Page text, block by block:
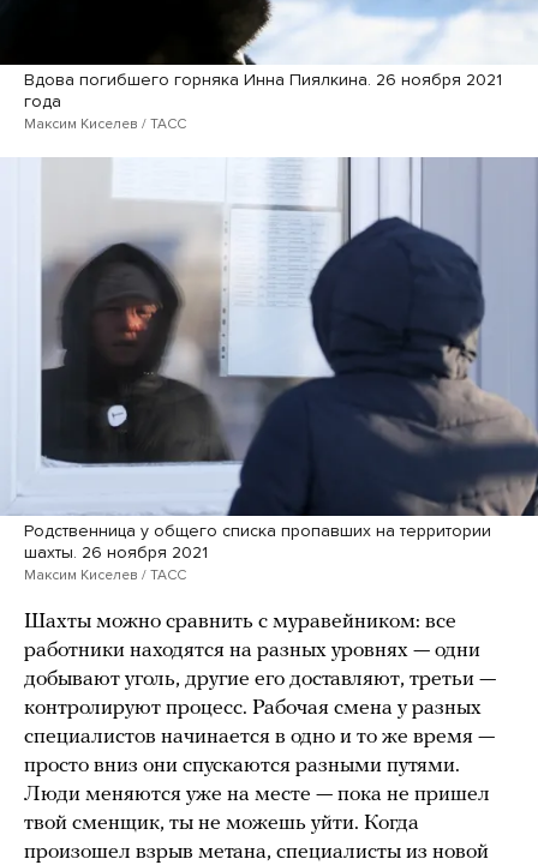
Вдова погибшего горняка Инна Пиялкина. 26 ноября 2021
года
Максим Киселев / ТАСС
Родственница у общего списка пропавших на территории
шахты. 26 ноября 2021
Максим Киселев / ТАСС
Шахты можно сравнить с муравейником: все
работники находятся на разных уровнях — одни
добывают уголь, другие его доставляют, третьи —
контролируют процесс. Рабочая смена у разных
специалистов начинается в одно и то же время —
просто вниз они спускаются разными путями.
Люди меняются уже на месте — пока не пришел
твой сменщик, ты не можешь уйти. Когда
произошел взрыв метана, специалисты из новой